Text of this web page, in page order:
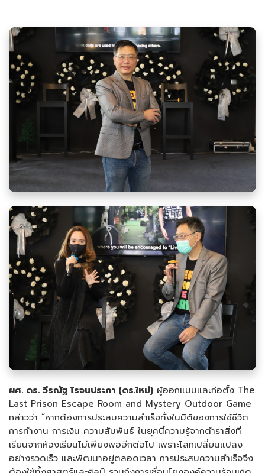
ผศ. ดร. วีรณัฐ โรจนประภา (ดร.ใหม่) ผู้ออกแบบและก่อตั้ง The
Last Prison Escape Room and Mystery Outdoor Game
กล่าวว่า “หากต้องการประสบความสำเร็จทั้งในมิติของการใช้ชีวิต
การทำงาน การเงิน ความสัมพันธ์ ในยุคนี้ความรู้จากตำราสิ่งที่
เรียนจากห้องเรียนไม่เพียงพออีกต่อไป เพราะโลกเปลี่ยนแปลง
อย่างรวดเร็ว และพัฒนาอยู่ตลอดเวลา การประสบความสำเร็จจึง